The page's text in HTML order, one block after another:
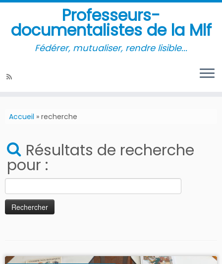
Professeurs-
documentalistes de la Mlf
Fédérer, mutualiser, rendre lisible...
Accueil » recherche
Résultats de recherche
pour :